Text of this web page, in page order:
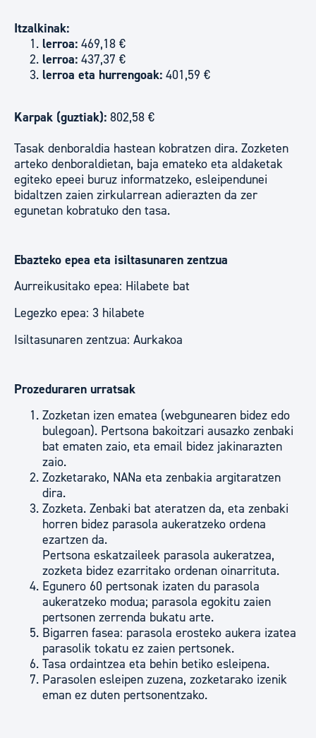
Itzalkinak:
lerroa: 469,18 €
lerroa: 437,37 €
lerroa eta hurrengoak: 401,59 €
Karpak (guztiak): 802,58 €
Tasak denboraldia hastean kobratzen dira. Zozketen
arteko denboraldietan, baja emateko eta aldaketak
egiteko epeei buruz informatzeko, esleipendunei
bidaltzen zaien zirkularrean adierazten da zer
egunetan kobratuko den tasa.
Ebazteko epea eta isiltasunaren zentzua
Aurreikusitako epea: Hilabete bat
Legezko epea: 3 hilabete
Isiltasunaren zentzua: Aurkakoa
Prozeduraren urratsak
Zozketan izen ematea (webgunearen bidez edo
bulegoan). Pertsona bakoitzari ausazko zenbaki
bat ematen zaio, eta email bidez jakinarazten
zaio.
Zozketarako, NANa eta zenbakia argitaratzen
dira.
Zozketa. Zenbaki bat ateratzen da, eta zenbaki
horren bidez parasola aukeratzeko ordena
ezartzen da.
Pertsona eskatzaileek parasola aukeratzea,
zozketa bidez ezarritako ordenan oinarrituta.
Egunero 60 pertsonak izaten du parasola
aukeratzeko modua; parasola egokitu zaien
pertsonen zerrenda bukatu arte.
Bigarren fasea: parasola erosteko aukera izatea
parasolik tokatu ez zaien pertsonek.
Tasa ordaintzea eta behin betiko esleipena.
Parasolen esleipen zuzena, zozketarako izenik
eman ez duten pertsonentzako.